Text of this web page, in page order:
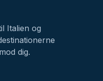
Italien og
dig.